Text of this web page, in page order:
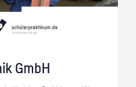
GmbH